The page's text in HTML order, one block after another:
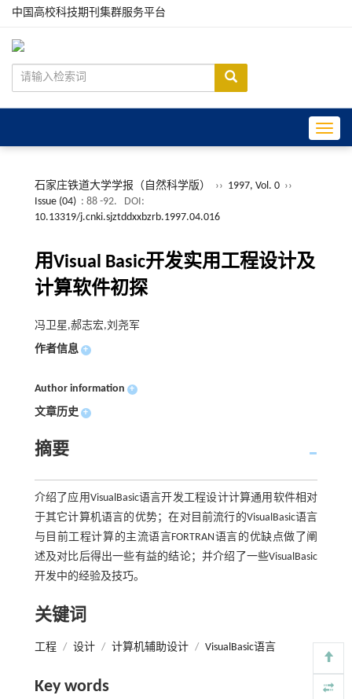
中国高校科技期刊集群服务平台
石家庄铁道大学学报（自然科学版） ›› 1997, Vol. 0 ››
Issue (04) : 88 -92.
DOI:
10.13319/j.cnki.sjztddxxbzrb.1997.04.016
用Visual Basic开发实用工程设计及
计算软件初探
冯卫星,郝志宏,刘尧军
作者信息 +
Author information +
文章历史 +
摘要
介绍了应用VisualBasic语言开发工程设计计算通用软件相对
于其它计算机语言的优势；在对目前流行的VisualBasic语言
与目前工程计算的主流语言FORTRAN语言的优缺点做了阐
述及对比后得出一些有益的结论；并介绍了一些VisualBasic
开发中的经验及技巧。
关键词
工程 / 设计 / 计算机辅助设计 / VisualBasic语言
Key words